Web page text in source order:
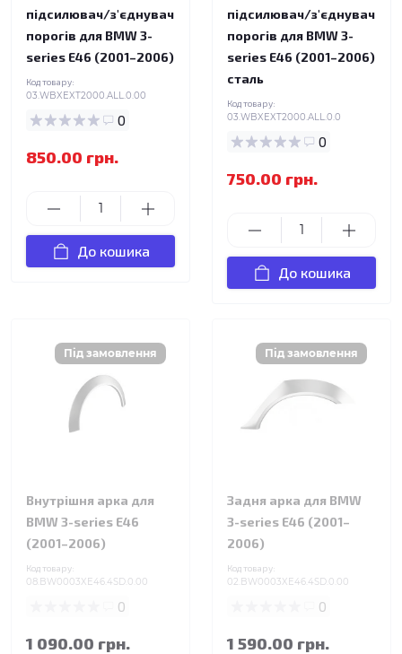
підсилювач/з'єднувач
порогів для BMW 3-
series E46 (2001–2006)
Код товару:
03.WBXEXT2000.ALL.0.00
0
850.00 грн.
До кошика
підсилювач/з'єднувач
порогів для BMW 3-
series E46 (2001–2006)
сталь
Код товару:
03.WBXEXT2000.ALL.0.0
0
750.00 грн.
До кошика
Внутрішня арка для
BMW 3-series E46
(2001–2006)
Код товару:
08.BW0003XE46.4SD.0.00
0
1 090.00 грн.
Задня арка для BMW
3-series E46 (2001–
2006)
Код товару:
02.BW0003XE46.4SD.0.00
0
1 590.00 грн.